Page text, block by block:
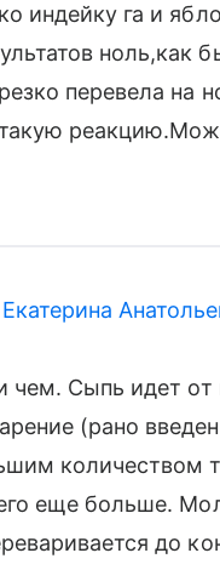
индейку га и
ноль,как
перевела на
чем. Сыпь идет
(рано
количеством
еще больше.
до